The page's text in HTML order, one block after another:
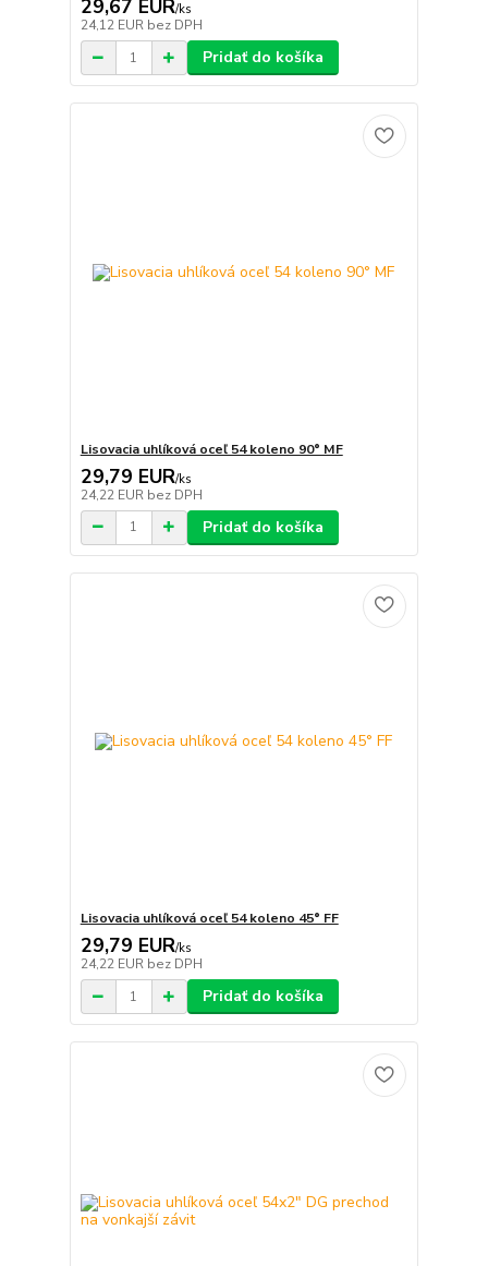
29,67 EUR/ks
24,12 EUR bez DPH
Pridať do košíka
Lisovacia uhlíková oceľ 54 koleno 90° MF
29,79 EUR/ks
24,22 EUR bez DPH
Pridať do košíka
Lisovacia uhlíková oceľ 54 koleno 45° FF
29,79 EUR/ks
24,22 EUR bez DPH
Pridať do košíka